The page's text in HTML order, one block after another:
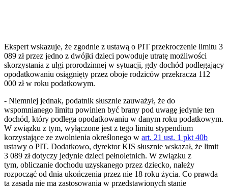
Ekspert wskazuje, że zgodnie z ustawą o PIT przekroczenie limitu 3
089 zł przez jedno z dwójki dzieci powoduje utratę możliwości
skorzystania z ulgi prorodzinnej w sytuacji, gdy dochód podlegający
opodatkowaniu osiągnięty przez oboje rodziców przekracza 112
000 zł w roku podatkowym.
- Niemniej jednak, podatnik słusznie zauważył, że do
wspomnianego limitu powinien być brany pod uwagę jedynie ten
dochód, który podlega opodatkowaniu w danym roku podatkowym.
W związku z tym, wyłączone jest z tego limitu stypendium
korzystające ze zwolnienia określonego w art. 21 ust. 1 pkt 40b
ustawy o PIT. Dodatkowo, dyrektor KIS słusznie wskazał, że limit
3 089 zł dotyczy jedynie dzieci pełnoletnich. W związku z
tym, obliczanie dochodu uzyskanego przez dziecko, należy
rozpocząć od dnia ukończenia przez nie 18 roku życia. Co prawda
ta zasada nie ma zastosowania w przedstawionych stanie